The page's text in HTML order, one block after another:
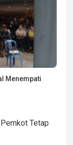
Menempati